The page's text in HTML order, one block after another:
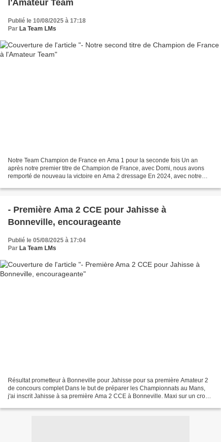
l'Amateur Team
Publié le 10/08/2025 à 17:18
Par La Team LMs
Notre Team Champion de France en Ama 1 pour la seconde fois Un an
après notre premier titre de Champion de France, avec Domi, nous avons
remporté de nouveau la victoire en Ama 2 dressage En 2024, avec notre
- Première Ama 2 CCE pour Jahisse à
Bonneville, encourageante
Publié le 05/08/2025 à 17:04
Par La Team LMs
Résultat prometteur à Bonneville pour Jahisse pour sa première Amateur 2
de concours complet Dans le but de préparer les Championnats au Mans,
j'ai inscrit Jahisse à sa première Ama 2 CCE à Bonneville. Maxi sur un cross